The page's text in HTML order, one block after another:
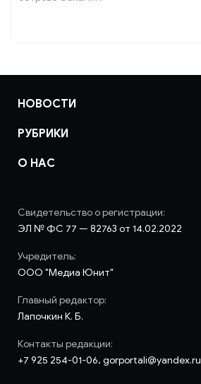
НОВОСТИ
РУБРИКИ
О НАС
Свидетельство о регистрации:
ЭЛ № ФС 77 — 82763 от 14.02.2022
Учредитель:
ООО "Медиа Юнит"
Главный редактор:
Лапочкин К. Б.
Контакты редакции:
+7 925 254-01-06, gorportali@yandex.ru